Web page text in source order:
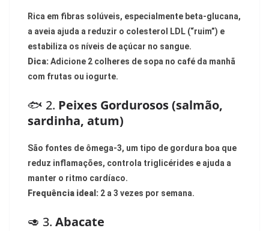
Rica em fibras solúveis, especialmente beta-glucana,
a aveia ajuda a reduzir o colesterol LDL (“ruim”) e
estabiliza os níveis de açúcar no sangue.
Dica:Adicione 2 colheres de sopa no café da manhã
com frutas ou iogurte.
🐟 2. Peixes Gordurosos (salmão,
sardinha, atum)
São fontes de ômega-3, um tipo de gordura boa que
reduz inflamações, controla triglicérides e ajuda a
manter o ritmo cardíaco.
Frequência ideal: 2 a 3 vezes por semana.
🥑 3. Abacate